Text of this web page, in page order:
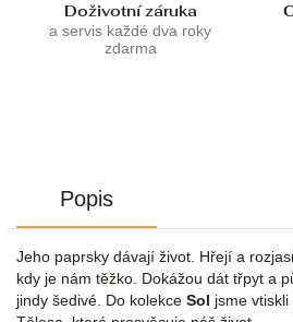
Doživotní záruka
a servis každé dva roky
zdarma
Popis
Jeho paprsky dávají život. Hřejí a
kdy je nám těžko. Dokážou dát třpyt a
jindy šedivé. Do kolekce Sol jsme vtiskli